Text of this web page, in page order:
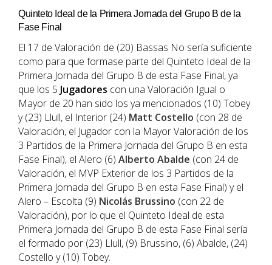
Quinteto Ideal de la Primera Jornada del Grupo B de la
Fase Final
El 17 de Valoración de (20) Bassas No sería suficiente
como para que formase parte del Quinteto Ideal de la
Primera Jornada del Grupo B de esta Fase Final, ya
que los 5 Jugadores con una Valoración Igual o
Mayor de 20 han sido los ya mencionados (10) Tobey
y (23) Llull, el Interior (24) Matt Costello (con 28 de
Valoración, el Jugador con la Mayor Valoración de los
3 Partidos de la Primera Jornada del Grupo B en esta
Fase Final), el Alero (6) Alberto Abalde (con 24 de
Valoración, el MVP Exterior de los 3 Partidos de la
Primera Jornada del Grupo B en esta Fase Final) y el
Alero – Escolta (9) Nicolás Brussino (con 22 de
Valoración), por lo que el Quinteto Ideal de esta
Primera Jornada del Grupo B de esta Fase Final sería
el formado por (23) Llull, (9) Brussino, (6) Abalde, (24)
Costello y (10) Tobey.